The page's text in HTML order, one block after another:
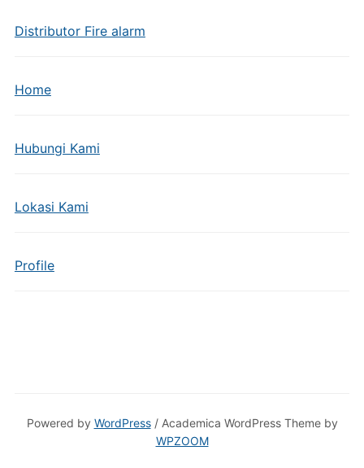
Distributor Fire alarm
Home
Hubungi Kami
Lokasi Kami
Profile
Powered by WordPress/ Academica WordPress Theme by
WPZOOM